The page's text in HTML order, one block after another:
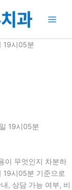
19시05분
19시05분
이 무엇인지 차분하
시05분 기준으로
, 상담 가능 여부, 비